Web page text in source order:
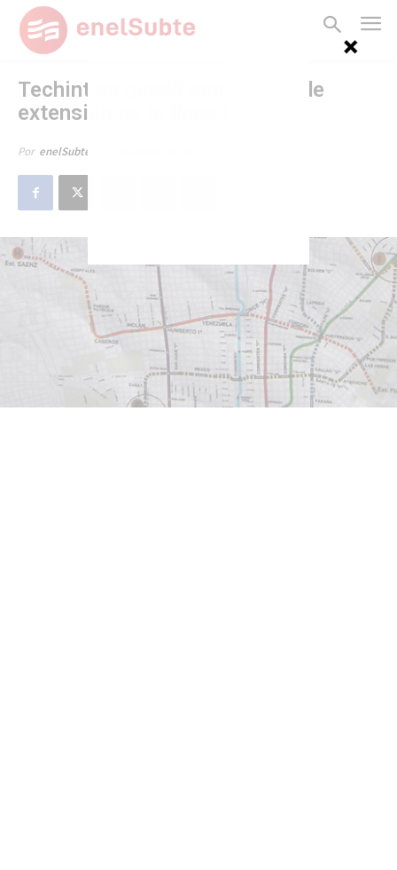
Techint se quedó con la obra de
extensión de la línea H
Por enelSubte